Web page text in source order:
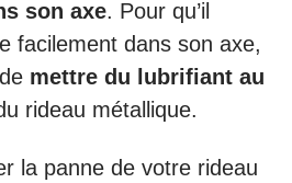
son axe. Pour qu’il
facilement dans son axe,
mettre du lubrifiant au
rideau métallique.
la panne de votre rideau